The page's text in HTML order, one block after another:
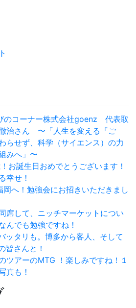
のコーナー株式会社goenz 代表取
治さん 〜「人生を変える『ご
らせず、科学（サイエンス）の力
みへ」〜
お誕生日おめでとうございます！
幸せ！
岡へ！勉強会にお招きいただきまし
席して、ニッチマーケットについ
んでも勉強ですね！
タリも。博多から客人、そして
皆さんと！
ツアーのMTG ！楽しみですね！１
真も！